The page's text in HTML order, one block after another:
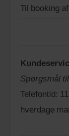
Til booking
Spørgsmål
Telefontid:
hverdage